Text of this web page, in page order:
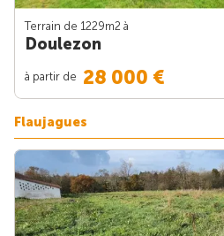
Terrain de 1229m2 à
Doulezon
à partir de 28 000 €
Flaujagues